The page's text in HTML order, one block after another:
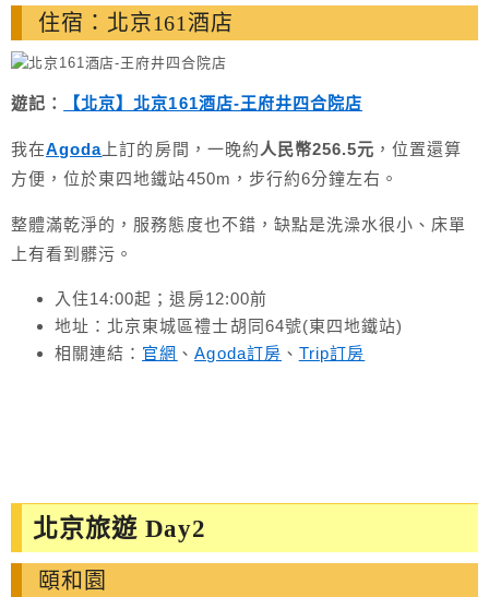
住宿：北京161酒店
遊記： 【北京】北京161酒店-王府井四合院店
我在Agoda 上訂的房間，一晚約 人民幣256.5元 ，位置還算
方便，位於東四地鐵站450m，步行約6分鐘左右。
整體滿乾淨的，服務態度也不錯，缺點是洗澡水很小、床單
上有看到髒污。
入住14:00起；退房12:00前
地址：北京東城區禮士胡同64號(東四地鐵站)
相關連結： 官網 、Agoda訂房 、 Trip訂房
北京旅遊 Day2
頤和園